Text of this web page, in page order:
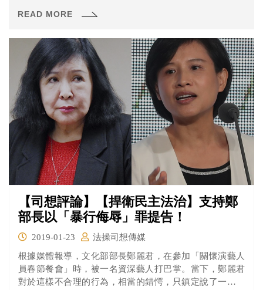
行，為了保障客戶權益，避免不符該目的地寄遞規定造成
品提出善意提醒…」
READ MORE
【司想評論】【捍衛民主法治】支持鄭
部長以「暴行侮辱」罪提告！
2019-01-23
法操司想傳媒
根據媒體報導，文化部部長鄭麗君，在參加「關懷演藝人
員春節餐會」時，被一名資深藝人打巴掌。當下，鄭麗君
對於這樣不合理的行為，相當的錯愕，只鎮定說了一句：